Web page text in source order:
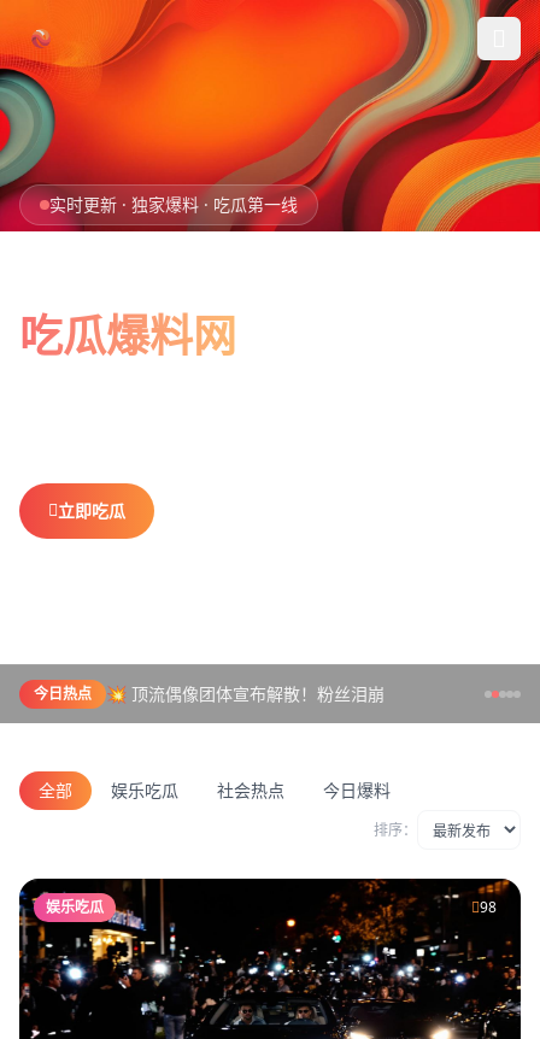
首页
今日爆料
实时更新 · 独家爆料 · 吃瓜第一线
吃瓜爆料网
立即吃瓜
今日热点 💥 顶流偶像团体宣布解散！粉丝泪崩
全部 娱乐吃瓜 社会热点 今日爆料
排序：
娱乐吃瓜 98